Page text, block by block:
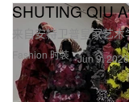
Fashion 时装
SHUTING QIU
来自安特卫普皇家艺
Jun 9, 2026